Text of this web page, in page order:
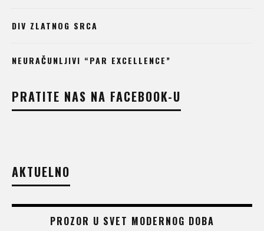
DIV ZLATNOG SRCA
NEURAČUNLJIVI “PAR EXCELLENCE”
PRATITE NAS NA FACEBOOK-U
AKTUELNO
PROZOR U SVET MODERNOG DOBA